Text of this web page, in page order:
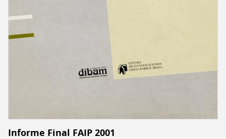
Informe Final FAIP 2001